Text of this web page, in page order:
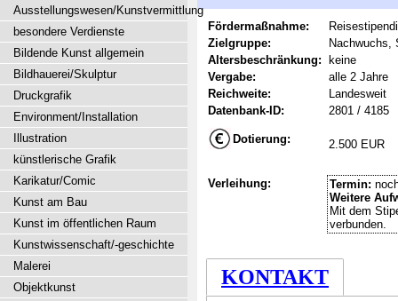
Fördermaßnahme:
Zielgruppe:
Nachwuchs,
Altersbeschränkung:
keine
Vergabe:
alle 2 Jahre
Reichweite:
Landesweit
Datenbank-ID:
2801 / 4185
Dotierung: 2.500 EUR
Verleihung: Termin:
Weitere
Mit dem
verbunden.
KONTAKT
Ausstellungswesen/Kunstvermittlung
besondere Verdienste
Bildende Kunst allgemein
Bildhauerei/Skulptur
Druckgrafik
Environment/Installation
Illustration
künstlerische Grafik
Karikatur/Comic
Kunst am Bau
Kunst im öffentlichen Raum
Kunstwissenschaft/-geschichte
Malerei
Objektkunst